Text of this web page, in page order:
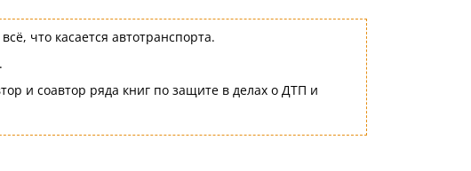
что касается автотранспорта.
и соавтор ряда книг по защите в делах о ДТП и